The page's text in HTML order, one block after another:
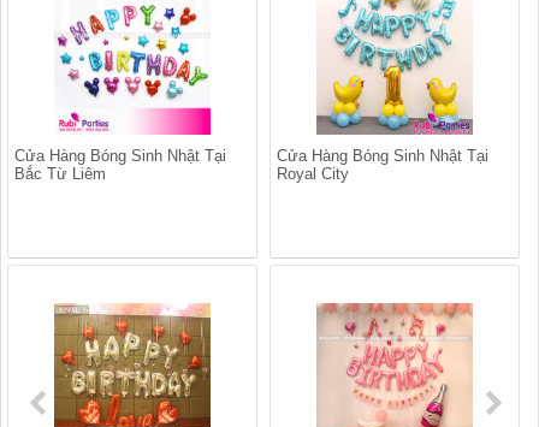
Cửa Hàng Bóng Sinh Nhật Tại
Bắc Từ Liêm
Cửa Hàng Bóng Sinh Nhật Tại
Royal City